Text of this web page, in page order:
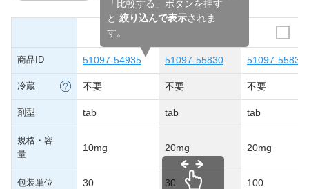
「比較する」ボタンを押す
と 絞り込んで表示されま
す。
商品ID 51097-54935 51097-55830 51097-55831
冷蔵 不要 不要 不要
剤型 tab tab tab
規格・容
量
10mg 20mg 20mg
包装単位 30 30 100